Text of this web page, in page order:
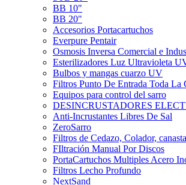
BB 10"
BB 20"
Accesorios Portacartuchos
Everpure Pentair
Osmosis Inversa Comercial e
Esterilizadores Luz Ultravioleta
Bulbos y mangas cuarzo UV
Filtros Punto De Entrada Toda La
Equipos para control del sarro
DESINCRUSTADORES
Anti-Incrustantes Libres De Sal
ZeroSarro
Filtros de Cedazo, Colador,
FIltración Manual Por Discos
PortaCartuchos Multiples Acero
Filtros Lecho Profundo
NextSand